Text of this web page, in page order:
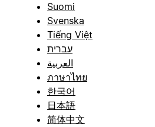
Suomi
Svenska
Tiếng Việt
עברית
العربية
ภาษาไทย
한국어
日本語
简体中文